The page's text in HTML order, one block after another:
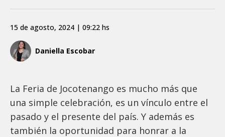
Daniella Escobar
15 de agosto, 2024 | 09:22 hs
La Feria de Jocotenango es mucho más que
una simple celebración, es un vínculo entre el
pasado y el presente del país. Y además es
también la oportunidad para honrar a la